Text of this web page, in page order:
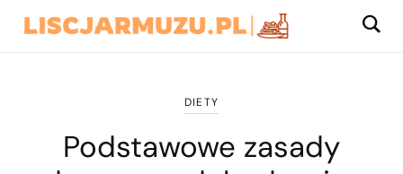
DIETY
Podstawowe zasady